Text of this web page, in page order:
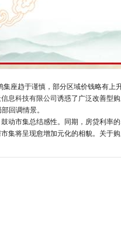
座趋于谨慎，部分区域价钱略有上
息科技有限公司 诱惑了广泛改善型
回调情景。
动市集总结感性。同期，房贷利
将呈现愈增加元化的相貌。关